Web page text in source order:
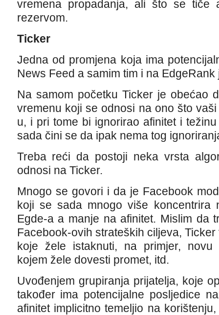
vremena propadanja, ali što se tiče
rezervom.
Ticker
Jedna od promjena koja ima
News Feed a samim tim i na
Na samom početku Ticker je obećao
vremenu koji se odnosi na ono što
u, i pri tome bi ignorirao afinitet i
sada čini se da ipak nema tog
Treba reći da postoji neka vrsta
odnosi na Ticker.
Mnogo se govori i da je Facebook
koji se sada mnogo više koncentrira
Egde-a a manje na afinitet. Mislim da
Facebook-ovih strateških ciljeva,
koje žele istaknuti, na primjer, novu
kojem žele dovesti promet, itd.
Uvođenjem grupiranja prijatelja, koje
također ima potencijalne posljedice
afinitet implicitno temeljio na